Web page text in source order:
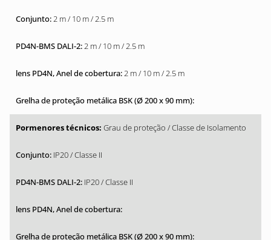
2 m / 10 m / 2.5 m
2 m / 10 m / 2.5 m
2 m / 10 m / 2.5 m
Grau de proteção / Classe de Isolamento
IP20 / Classe II
IP20 / Classe II